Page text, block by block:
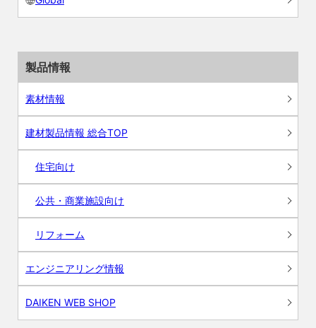
製品情報
素材情報
建材製品情報 総合TOP
住宅向け
公共・商業施設向け
リフォーム
エンジニアリング情報
DAIKEN WEB SHOP